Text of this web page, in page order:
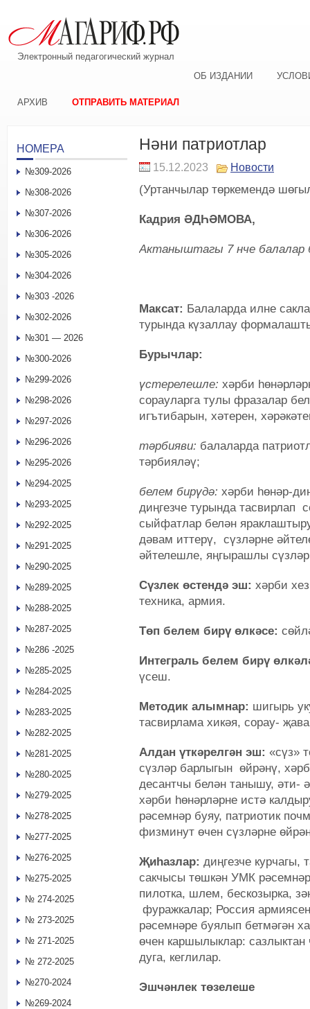
Электронный педагогический журнал
ОБ ИЗДАНИИ
АРХИВ ОТПРАВИТЬ МАТЕРИАЛ
Нәни патриотлар
15.12.2023 Новости
(Уртанчылар төркемендә
Кадрия ӘДҺӘМОВА,
Актаныштагы 7 нче балалар
Максат: Балаларда илне
турында күзаллау
Бурычлар:
үстерелешле: хәрби
сорауларга тулы фразалар
игътибарын, хәтерен,
тәрбияви: балаларда
тәрбияләү;
белем бирүдә: хәрби һөнәр-
диңгезче турында тасвирлап
сыйфатлар белән
дәвам иттерү, сүзләрне
әйтелешле, яңгырашлы
Сүзлек өстендә эш: хәрби
техника, армия.
Төп белем бирү өлкәсе:
Интеграль белем бирү
үсеш.
Методик алымнар: шигырь
тасвирлама хикәя, сорау-
Алдан үткәрелгән эш: «сүз»
сүзләр барлыгын өйрәнү,
десантчы белән танышу, әти-
хәрби һөнәрләрне истә
рәсемнәр буяу, патриотик
физминут өчен сүзләрне
Җиһазлар: диңгезче курчагы,
сакчысы төшкән УМК
пилотка, шлем, бескозырка,
фуражкалар; Россия
рәсемнәре буялып бетмәгән
өчен каршылыклар:
дуга, кеглилар.
Эшчәнлек төзелеше
НОМЕРА
№309-2026
№308-2026
№307-2026
№306-2026
№305-2026
№304-2026
№303 -2026
№302-2026
№301 — 2026
№300-2026
№299-2026
№298-2026
№297-2026
№296-2026
№295-2026
№294-2025
№293-2025
№292-2025
№291-2025
№290-2025
№289-2025
№288-2025
№287-2025
№286 -2025
№285-2025
№284-2025
№283-2025
№282-2025
№281-2025
№280-2025
№279-2025
№278-2025
№277-2025
№276-2025
№275-2025
№ 274-2025
№ 273-2025
№ 271-2025
№ 272-2025
№270-2024
№269-2024